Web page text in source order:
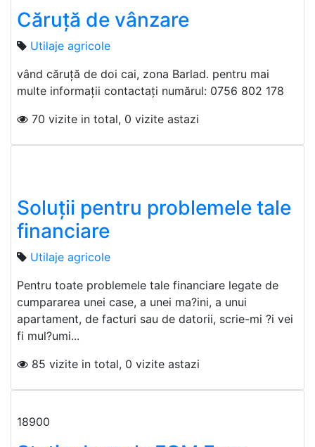
Căruță de vânzare
Utilaje agricole
vând căruță de doi cai, zona Barlad. pentru mai
multe informații contactați numărul: 0756 802 178
70 vizite in total, 0 vizite astazi
Soluţii pentru problemele tale
financiare
Utilaje agricole
Pentru toate problemele tale financiare legate de
cumpararea unei case, a unei ma?ini, a unui
apartament, de facturi sau de datorii, scrie-mi ?i vei
fi mul?umi...
85 vizite in total, 0 vizite astazi
18900